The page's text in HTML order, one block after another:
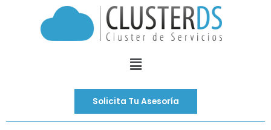
Menú
Solicita Tu Asesoría